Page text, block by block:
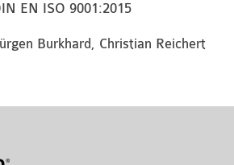
EN ISO 9001:2015
Burkhard, Christian Reichert